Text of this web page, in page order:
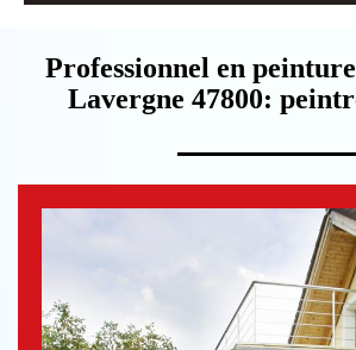
Professionnel en
Lavergne 47800: